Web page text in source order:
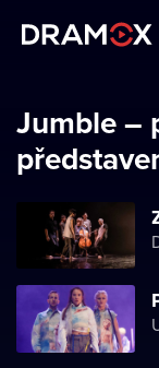
Registrujte
Jumble –